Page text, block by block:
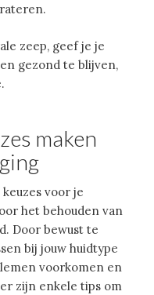
zeep, geef je je
gezond te blijven,
maken
voor je
het behouden van
Door bewust te
bij jouw huidtype
voorkomen en
zijn enkele tips om